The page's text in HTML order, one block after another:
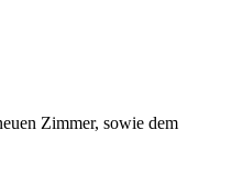
Zimmer, sowie dem